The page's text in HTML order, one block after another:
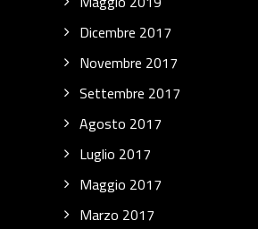
Dicembre 2017
Novembre 2017
Settembre 2017
Agosto 2017
Luglio 2017
Maggio 2017
Marzo 2017